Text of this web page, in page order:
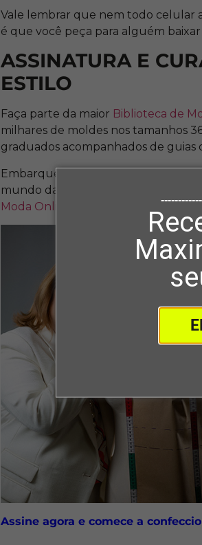
Vale lembrar que nem todo celular
é que você peça para alguém baixar
ASSINATURA E
ESTILO
Faça parte da maior Biblioteca de
milhares de moldes nos tamanhos
graduados acompanhados de
Embarque nesta jornada de estilo
mundo da modelagem e da
Moda Online da Maximus Tecidos
Assine agora e comece a